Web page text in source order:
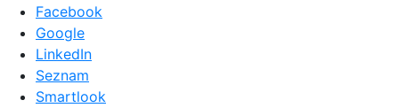
Facebook
Google
LinkedIn
Seznam
Smartlook